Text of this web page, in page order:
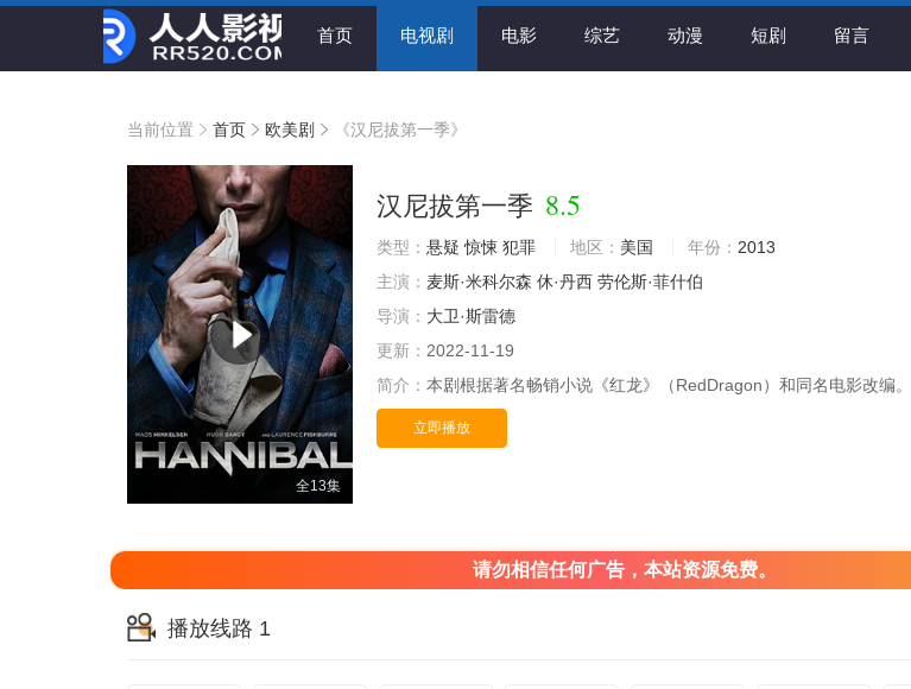
首页 电视剧 电影 综艺 动漫 短剧 留言
当前位置 首页 欧美剧 《汉尼拔第一季》
全13集
汉尼拔第一季 8.5
类型： 悬疑 惊悚 犯罪 地区： 美国 年份： 2013
主演： 麦斯·米科尔森 休·丹西 劳伦斯·菲什伯
导演： 大卫·斯雷德
更新： 2022-11-19
简介： 本剧根据著名畅销小说《红龙》（RedDragon）和同名电影改编。
立即播放
请勿相信任何广告，本站资源免费。
播放线路 1